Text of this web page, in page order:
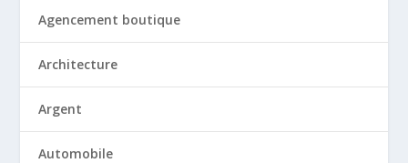
Agencement boutique
Architecture
Argent
Automobile